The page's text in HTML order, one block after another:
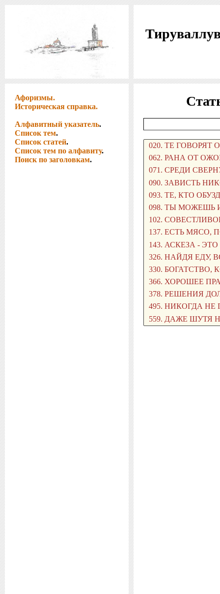
Афоризмы.
Историческая справка.
Алфавитный указатель.
Список тем.
Список статей.
Список тем по алфавиту.
Поиск по заголовкам.